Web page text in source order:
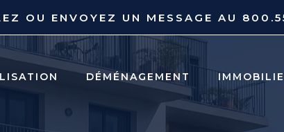
OU ENVOYEZ UN MESSAGE AU
DÉMÉNAGEMENT